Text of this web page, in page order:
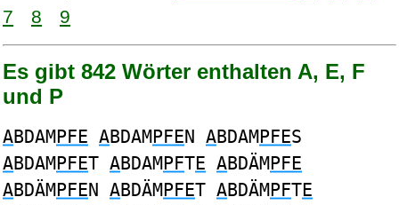
7
8 9
Es gibt 842 Wörter enthalten A, E, F
und P
ABDAMPFE ABDAMPFEN ABDAMPFES
ABDAMPFET ABDAMPFTE ABDÄMPFE
ABDÄMPFEN ABDÄMPFET ABDÄMPFTE